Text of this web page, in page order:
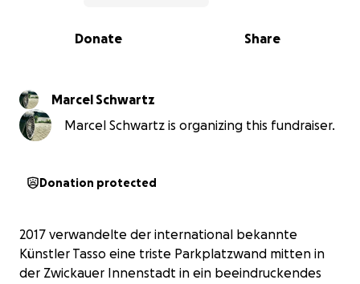
0% complete
Share
Donate
Marcel Schwartz
Marcel Schwartz is organizing this fundraiser.
Donation protected
2017 verwandelte der international bekannte
Künstler Tasso eine triste Parkplatzwand mitten in
der Zwickauer Innenstadt in ein beeindruckendes